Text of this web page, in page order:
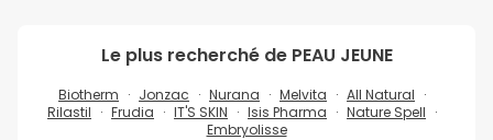
Le plus recherché de PEAU JEUNE
Biotherm Jonzac Nurana Melvita
All Natural
Rilastil
Frudia IT'S SKIN Isis Pharma
Nature Spell
Embryolisse